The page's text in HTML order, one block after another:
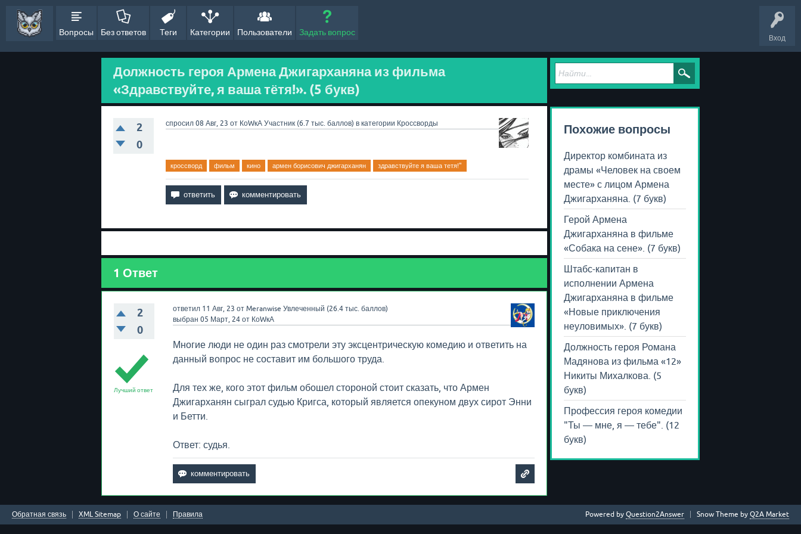
Вход
Вопросы Без ответов Теги Категории Пользователи Задать вопрос
Должность героя Армена Джигарханяна из фильма
«Здравствуйте, я ваша тётя!». (5 букв)
2
0
спросил 08 Авг, 23 от КоWкА Участник (6.7 тыс. баллов) в категории Кроссворды
кроссворд фильм кино армен борисович джигарханян здравствуйте я ваша тетя!"
1 Ответ
2
0
ответил 11 Авг, 23 от Meranwise Увлеченный (26.4 тыс.баллов)
выбран 05 Март, 24 от КоWкА
Лучший ответ
Многие люди не один раз смотрели эту эксцентрическую комедию и ответить на
данный вопрос не составит им большого труда.
Для тех же, кого этот фильм обошел стороной стоит сказать, что Армен
Джигарханян сыграл судью Кригса, который является опекуном двух сирот Энни
и Бетти.
Ответ: судья.
Похожие вопросы
Директор комбината из
драмы «Человек на своем
месте» с лицом Армена
Джигарханяна. (7 букв)
Герой Армена
Джигарханяна в фильме
«Собака на сене». (7 букв)
Штабс-капитан в
исполнении Армена
Джигарханяна в фильме
«Новые приключения
неуловимых». (7 букв)
Должность героя Романа
Мадянова из фильма «12»
Никиты Михалкова. (5
букв)
Профессия героя комедии
"Ты — мне, я — тебе". (12
букв)
Обратная связь XML Sitemap О сайте Правила Snow Theme by Q2A Market
Powered by Question2Answer